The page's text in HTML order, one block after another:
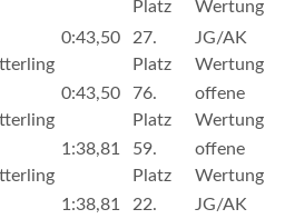
Platz
Wertung
0:43,50
27.
Platz
JG/AK
Wertung
0:43,50
76.
Platz
offene
Wertung
1:38,81
59.
Platz
offene
Wertung
1:38,81
22.
JG/AK